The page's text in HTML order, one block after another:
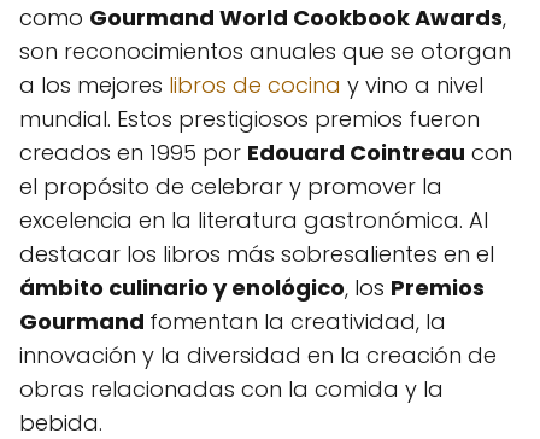
como Gourmand World Cookbook Awards,
son reconocimientos anuales que se otorgan
a los mejores libros de cocina y vino a nivel
mundial. Estos prestigiosos premios fueron
creados en 1995 por Edouard Cointreau con
el propósito de celebrar y promover la
excelencia en la literatura gastronómica. Al
destacar los libros más sobresalientes en el
ámbito culinario y enológico, los Premios
Gourmand fomentan la creatividad, la
innovación y la diversidad en la creación de
obras relacionadas con la comida y la
bebida.